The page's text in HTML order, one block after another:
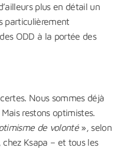
plus en détail un
particulièrement
ODD à la portée des
Nous sommes déjà
restons optimistes.
de volonté», selon
Ksapa – et tous les